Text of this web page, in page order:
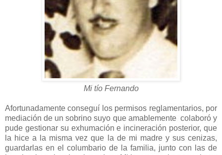
Mi tío Fernando
Afortunadamente conseguí los permisos reglamentarios, por
mediación de un sobrino suyo que amablemente colaboró y
pude gestionar su exhumación e incineración posterior, que
la hice a la misma vez que la de mi madre y sus cenizas,
guardarlas en el columbario de la familia, junto con las de